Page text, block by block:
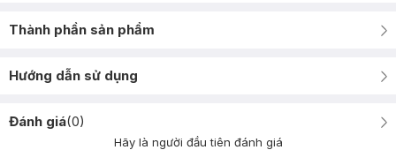
Thành phần sản phẩm
Hướng dẫn sử dụng
Đánh giá(0)
Hãy là người đầu tiên đánh giá